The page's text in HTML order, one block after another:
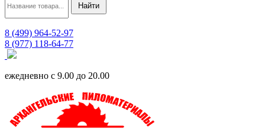
8 (499) 964-52-97
8 (977) 118-64-77
ежедневно с 9.00 до 20.00